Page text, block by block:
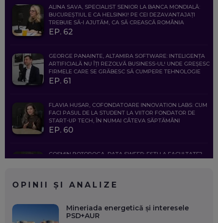
ALINA SAVA, SPECIALIST SENIOR LA BANCA MONDIALĂ:
BUCUREȘTIUL E CA HELSINKI! PE CEI DEZAVANTAJAȚI
TREBUIE SĂ-I AJUTĂM, CA SĂ CREASCĂ ROMÂNIA
EP. 62
GEORGE PANAINTE, ALTAMIRA SOFTWARE: INTELIGENȚA
ARTIFICIALĂ NU ÎȚI REZOLVĂ BUSINESS-UL! UNDE GREȘESC
FIRMELE CARE SE GRĂBESC SĂ CUMPERE TEHNOLOGIE
EP. 61
FLAVIA HUSAR, COFONDATOARE INNOVATION LABS: CUM
FACI PASUL DE LA STUDENT LA VIITOR FONDATOR DE
START-UP TECH, ÎN NUMAI CÂTEVA SĂPTĂMÂNI
EP. 60
COSMIN BOȚOROGA, DATA SWEEP: EȘTI LA FACULTATE?
MARIO GHENEA, COFONDATOR WORKFLOW TIME: CUM
FOLOSEȘTI TEHNOLOGIA CA SĂ FII MAI BUN LA JOB. ȘI CUM
SE VA SCHIMBA MUNCA, ÎN URMĂTORII ANI
OPINII ȘI ANALIZE
Mineriada energetică și interesele
PSD+AUR